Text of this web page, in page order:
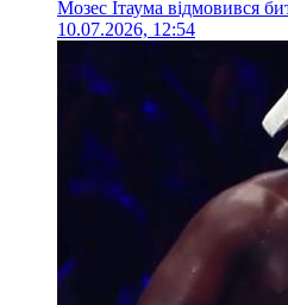
Мозес Ітаума відмовився
10.07.2026, 12:54